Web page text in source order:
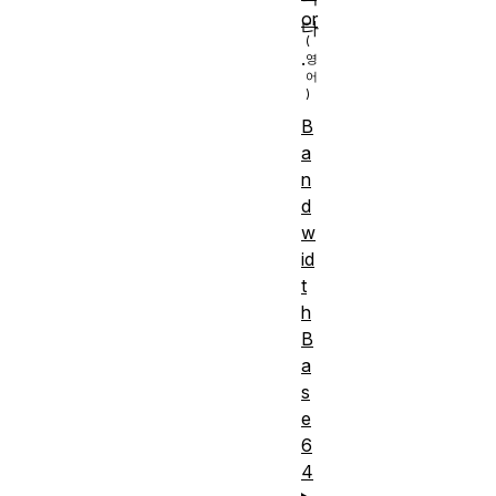
다
.
or
B
a
n
d
w
id
t
h
B
a
s
e
6
4